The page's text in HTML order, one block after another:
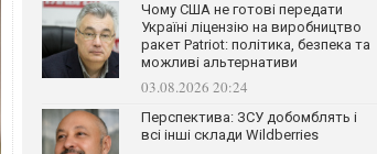
Чому США не готові передати
Україні ліцензію на виробництво
ракет Patriot: політика, безпека та
можливі альтернативи
03.08.2026 20:24
Перспектива: ЗСУ добомблять і
всі інші склади Wildberries